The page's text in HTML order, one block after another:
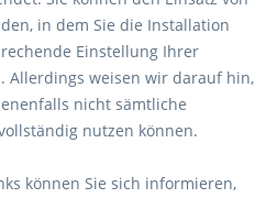
in dem Sie die Installation
Einstellung Ihrer
Allerdings weisen wir darauf hin,
nicht sämtliche
nutzen können.
können Sie sich informieren,